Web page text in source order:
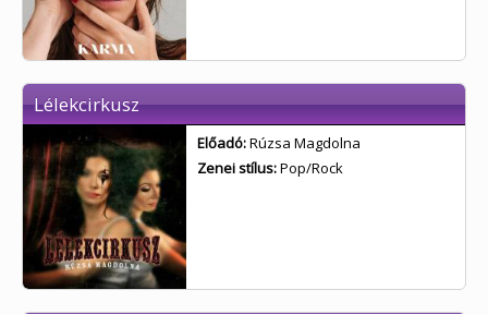
Lélekcirkusz
Előadó:Rúzsa Magdolna
Zenei stílus:Pop/Rock